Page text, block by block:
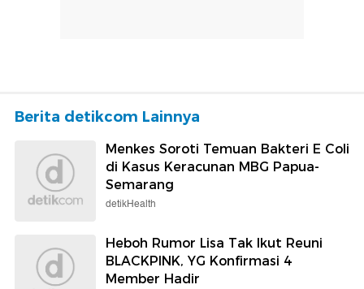
Berita detikcom Lainnya
Menkes Soroti Temuan Bakteri E Coli
di Kasus Keracunan MBG Papua-
Semarang
detikHealth
Heboh Rumor Lisa Tak Ikut Reuni
BLACKPINK, YG Konfirmasi 4
Member Hadir